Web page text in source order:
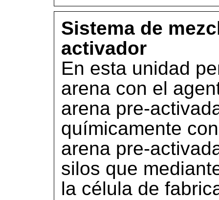
Sistema de
activador
En esta unidad
arena con el
arena pre-
químicamente
arena pre-
silos que
la célula de